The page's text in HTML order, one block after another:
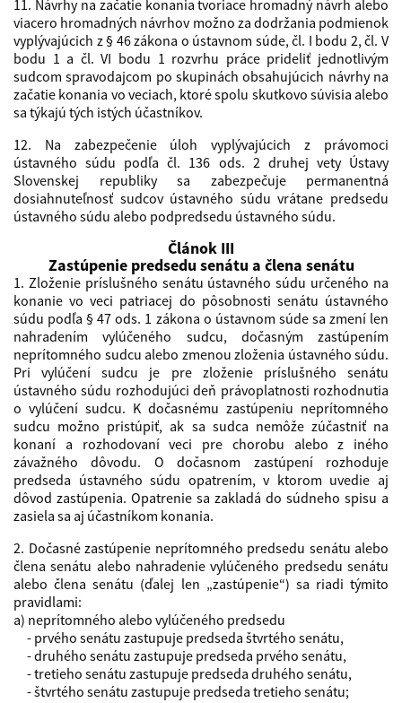
11. Návrhy na začatie konania tvoriace hromadný návrh alebo
viacero hromadných návrhov možno za dodržania podmienok
vyplývajúcich z § 46 zákona o ústavnom súde, čl. I bodu 2, čl. V
bodu 1 a čl. VI bodu 1 rozvrhu práce prideliť jednotlivým
sudcom spravodajcom po skupinách obsahujúcich návrhy na
začatie konania vo veciach, ktoré spolu skutkovo súvisia alebo
sa týkajú tých istých účastníkov.
12. Na zabezpečenie úloh vyplývajúcich z právomoci
ústavného súdu podľa čl. 136 ods. 2 druhej vety Ústavy
Slovenskej republiky sa zabezpečuje permanentná
dosiahnuteľnosť sudcov ústavného súdu vrátane predsedu
ústavného súdu alebo podpredsedu ústavného súdu.
Článok III
Zastúpenie predsedu senátu a člena senátu
1. Zloženie príslušného senátu ústavného súdu určeného na
konanie vo veci patriacej do pôsobnosti senátu ústavného
súdu podľa § 47 ods. 1 zákona o ústavnom súde sa zmení len
nahradením vylúčeného sudcu, dočasným zastúpením
neprítomného sudcu alebo zmenou zloženia ústavného súdu.
Pri vylúčení sudcu je pre zloženie príslušného senátu
ústavného súdu rozhodujúci deň právoplatnosti rozhodnutia
o vylúčení sudcu. K dočasnému zastúpeniu neprítomného
sudcu možno pristúpiť, ak sa sudca nemôže zúčastniť na
konaní a rozhodovaní veci pre chorobu alebo z iného
závažného dôvodu. O dočasnom zastúpení rozhoduje
predseda ústavného súdu opatrením, v ktorom uvedie aj
dôvod zastúpenia. Opatrenie sa zakladá do súdneho spisu a
zasiela sa aj účastníkom konania.
2. Dočasné zastúpenie neprítomného predsedu senátu alebo
člena senátu alebo nahradenie vylúčeného predsedu senátu
alebo člena senátu (ďalej len „zastúpenie“) sa riadi týmito
pravidlami:
a) neprítomného alebo vylúčeného predsedu
- prvého senátu zastupuje predseda štvrtého senátu,
- druhého senátu zastupuje predseda prvého senátu,
- tretieho senátu zastupuje predseda druhého senátu,
- štvrtého senátu zastupuje predseda tretieho senátu;